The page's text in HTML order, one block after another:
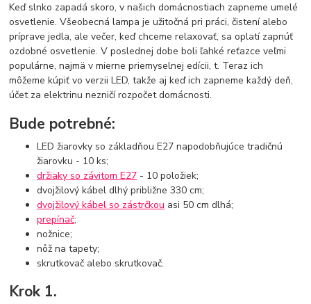
Umývadlá
Rohové umývadlá
Zlaté umývadlá
Zápustné umývadlá
sprchový záves
vodovodná batéria
čierna kúpelňová batéria
vaňa retro
voľne stojaca vaňa
Nákup tovaru pre firmy bez DPH
Ako znížiť náklady
Ako znížiť náklady na firmu
szco nakup bez dph
szco nakup bez dph nakupovanie na firmu bez dph
Keď slnko zapadá skoro, v našich domácnostiach zapneme umelé
osvetlenie. Všeobecná lampa je užitočná pri práci, čistení alebo
príprave jedla, ale večer, keď chceme relaxovať, sa oplatí zapnúť
ozdobné osvetlenie. V poslednej dobe boli ľahké reťazce veľmi
populárne, najmä v mierne priemyselnej edícii, t. Teraz ich
môžeme kúpiť vo verzii LED, takže aj keď ich zapneme každý deň,
účet za elektrinu nezničí rozpočet domácnosti.
Bude potrebné:
LED žiarovky so základňou E27 napodobňujúce tradičnú
žiarovku - 10 ks;
držiaky so závitom E27 - 10 položiek;
dvojžilový kábel dlhý približne 330 cm;
dvojžilový kábel so zástrčkou asi 50 cm dlhá;
prepínač;
nožnice;
nôž na tapety;
skrutkovač alebo skrutkovač.
Krok 1.